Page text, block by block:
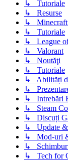
↳ Tutoriale
↳ Resurse
↳ Minecraft
↳ Tutoriale
↳ League
↳ Valorant
↳ Noutăţi
↳ Tutoriale
↳ Abilități
↳
↳ Intrebări
↳ Steam
↳ Discuți
↳ Update &
↳ Mod-uri
↳
↳ Tech for